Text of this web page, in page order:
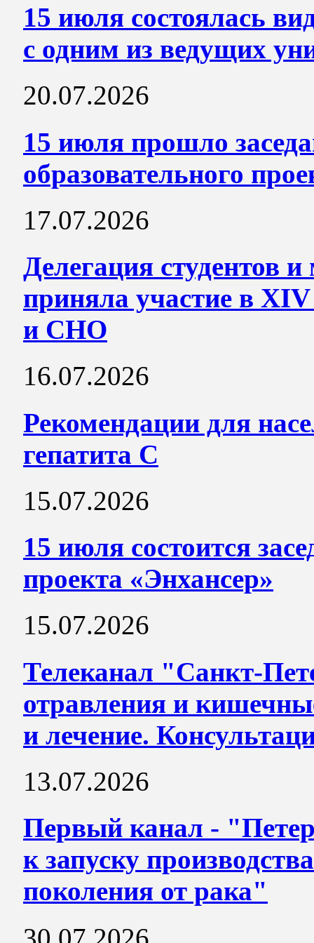
15 июля состоялась
с одним из ведущих
20.07.2026
15 июля прошло
образовательного
17.07.2026
Делегация
приняла участие в
и СНО
16.07.2026
Рекомендации для
гепатита С
15.07.2026
15 июля состоится
проекта «Энхансер»
15.07.2026
Телеканал "Санкт-
отравления и
и лечение.
13.07.2026
Первый канал -
к запуску
поколения от рака"